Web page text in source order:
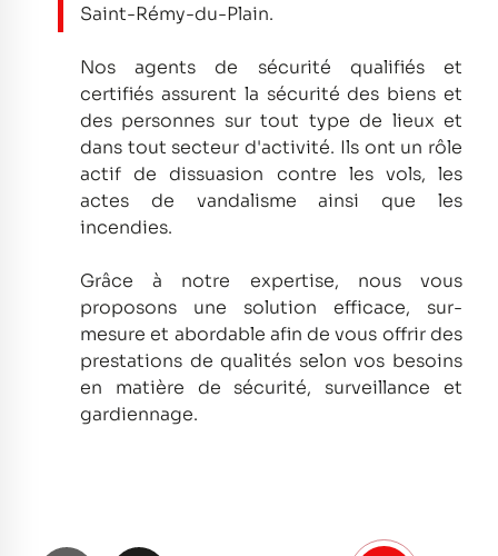
Saint-Rémy-du-Plain.
Nos agents de sécurité qualifiés et
certifiés assurent la sécurité des biens et
des personnes sur tout type de lieux et
dans tout secteur d'activité. Ils ont un rôle
actif de dissuasion contre les vols, les
actes de vandalisme ainsi que les
incendies.
Grâce à notre expertise, nous vous
proposons une solution efficace, sur-
mesure et abordable afin de vous offrir des
prestations de qualités selon vos besoins
en matière de sécurité, surveillance et
gardiennage.